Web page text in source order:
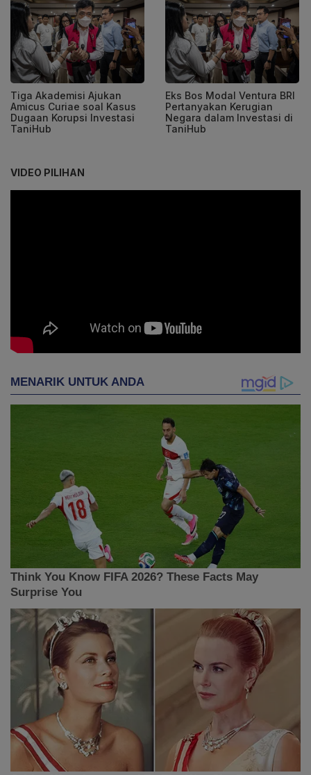
Tiga Akademisi Ajukan
Amicus Curiae soal Kasus
Dugaan Korupsi Investasi
TaniHub
Eks Bos Modal Ventura BRI
Pertanyakan Kerugian
Negara dalam Investasi di
TaniHub
VIDEO PILIHAN